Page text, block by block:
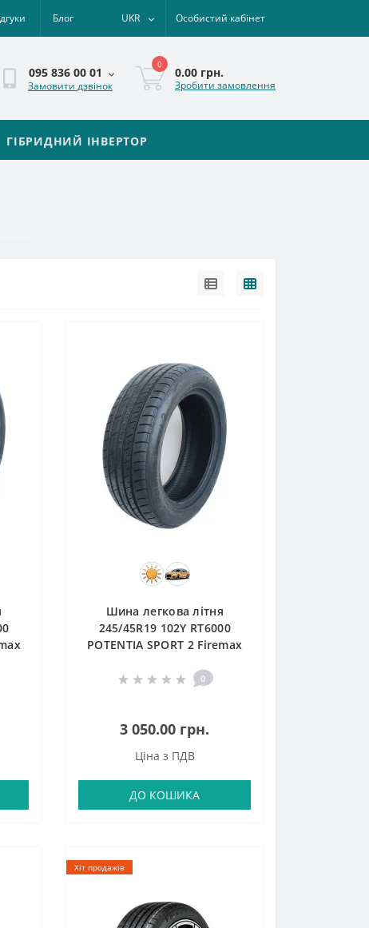
Блог UKR Особистий кабінет
095 836 00 01
Замовити дзвінок
0
0.00 грн.
Зробити замовлення
ГІБРИДНИЙ ІНВЕРТОР
Шина легкова літня
245/45R19 102Y RT6000
POTENTIA SPORT 2 Firemax
0
3 050.00 грн.
Ціна з ПДВ
ДО КОШИКА
Хіт продажів